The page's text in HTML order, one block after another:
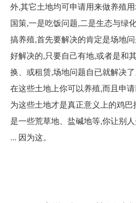
外,其它土地均可申请用来做养殖
国策,一是吃饭问题,二是生态与绿
搞养殖,首先要解决的肯定是场地
好解决的,只要自己有地,或者是和
换、或租赁,场地问题自已就解决
在这些土地上你可以养殖,而且申
为这些土地才是真正意义上的鸡
是一些荒草地、盐碱地等,你让别人
... 因为这。